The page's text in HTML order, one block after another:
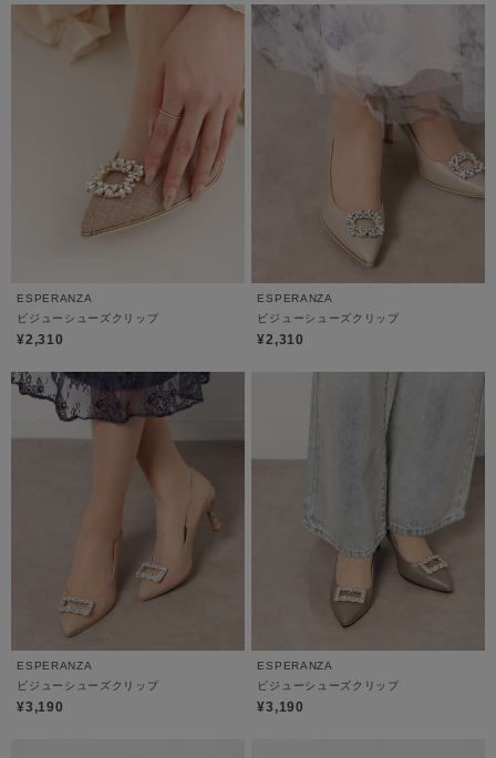
ESPERANZA
ビジューシューズクリップ
¥2,310
ESPERANZA
ビジューシューズクリップ
¥2,310
ESPERANZA
ビジューシューズクリップ
¥3,190
ESPERANZA
ビジューシューズクリップ
¥3,190